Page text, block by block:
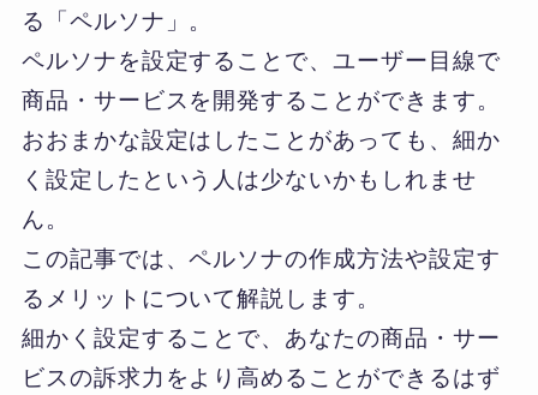
る「ペルソナ」。
ペルソナを設定することで、ユーザー目線で
商品・サービスを開発することができます。
おおまかな設定はしたことがあっても、細か
く設定したという人は少ないかもしれませ
ん。
この記事では、ペルソナの作成方法や設定す
るメリットについて解説します。
細かく設定することで、あなたの商品・サー
ビスの訴求力をより高めることができるはず